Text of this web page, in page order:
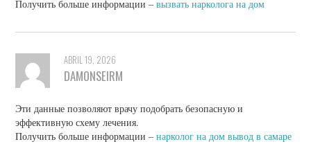
Получить больше информации –вызвать нарколога на дом
ABRIL 19, 2026
DAMONSEIRM
Эти данные позволяют врачу подобрать безопасную и
эффективную схему лечения.
Получить больше информации –нарколог на дом вывод в самаре